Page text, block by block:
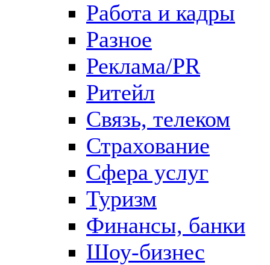
Работа и кадры
Разное
Реклама/PR
Ритейл
Связь, телеком
Страхование
Сфера услуг
Туризм
Финансы, банки
Шоу-бизнес